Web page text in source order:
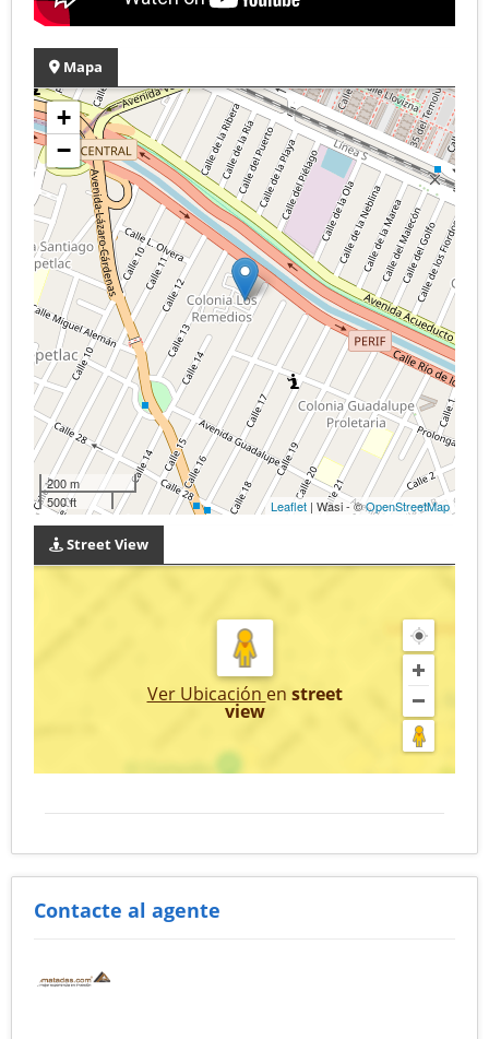
Mapa
+
−
200 m
500 ft
Leaflet | Wasi - ©OpenStreetMap
Street View
Ver Ubicación en street
view
Contacte al agente